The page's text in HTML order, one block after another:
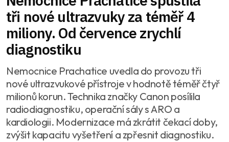
tři nové ultrazvuky za téměř 4
miliony. Od července zrychlí
diagnostiku
Nemocnice Prachatice uvedla do provozu tři
nové ultrazvukové přístroje v hodnotě téměř čtyř
milionů korun. Technika značky Canon posílila
radiodiagnostiku, operační sály s ARO a
kardiologii. Modernizace má zkrátit čekací doby,
zvýšit kapacitu vyšetření a zpřesnit diagnostiku.